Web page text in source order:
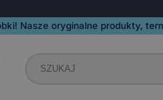
Nasze oryginalne produkty,